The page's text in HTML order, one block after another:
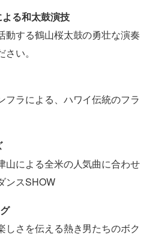
る和太鼓演技
動する鶴山桜太鼓の勇壮な演奏
い。
フラによる、ハワイ伝統のフラ
山による全米の人気曲に合わせ
ンスSHOW
しさを伝える熱き男たちのボク